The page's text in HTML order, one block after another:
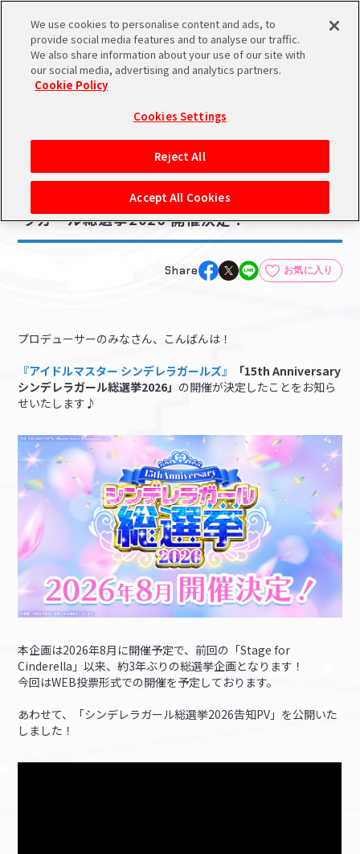
スケジュール 検索
バンダイナムコIDで
アイドルマスター ポータルへの登録について
シリアルコード・
あいことば
活動履歴
Pレポ
マイスケジュール メモ
マイデスク設定変更
ニュース
ゲーム ライブ・イベント 配信番組 グッズ
2026.03.11
【シンデレラ】15th Anniversary シンデレ
ラガール総選挙2026 開催決定！
Share お気に入り
プロデューサーのみなさん、こんばんは！
『アイドルマスター シンデレラガールズ』
「15th Anniversary
シンデレラガール総選挙2026」 の開催が決定したことをお知ら
せいたします♪
本企画は2026年8月に開催予定で、前回の「Stage for
Cinderella」以来、約3年ぶりの総選挙企画となります！
今回はWEB投票形式での開催を予定しております。
あわせて、「シンデレラガール総選挙2026告知PV」を公開いた
しました！
We use cookies to personalise content and ads, to
provide social media features and to analyse our traffic.
We also share information about your use of our site with
our social media, advertising and analytics partners.
Cookie Policy
Cookies Settings
Reject All
Accept All Cookies